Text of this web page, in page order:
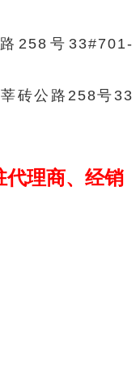
258 号 33#701-
砖公路258号33
代理商、经销